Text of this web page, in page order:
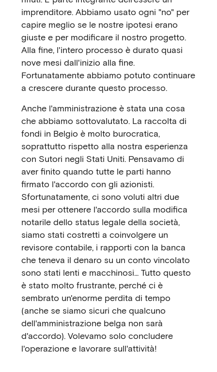
imprenditore. Abbiamo usato ogni "no" per
capire meglio se le nostre ipotesi erano
giuste e per modificare il nostro progetto.
Alla fine, l'intero processo è durato quasi
nove mesi dall'inizio alla fine.
Fortunatamente abbiamo potuto continuare
a crescere durante questo processo.
Anche l'amministrazione è stata una cosa
che abbiamo sottovalutato. La raccolta di
fondi in Belgio è molto burocratica,
soprattutto rispetto alla nostra esperienza
con Sutori negli Stati Uniti. Pensavamo di
aver finito quando tutte le parti hanno
firmato l'accordo con gli azionisti.
Sfortunatamente, ci sono voluti altri due
mesi per ottenere l'accordo sulla modifica
notarile dello status legale della società,
siamo stati costretti a coinvolgere un
revisore contabile, i rapporti con la banca
che teneva il denaro su un conto vincolato
sono stati lenti e macchinosi... Tutto questo
è stato molto frustrante, perché ci è
sembrato un'enorme perdita di tempo
(anche se siamo sicuri che qualcuno
dell'amministrazione belga non sarà
d'accordo). Volevamo solo concludere
l'operazione e lavorare sull'attività!